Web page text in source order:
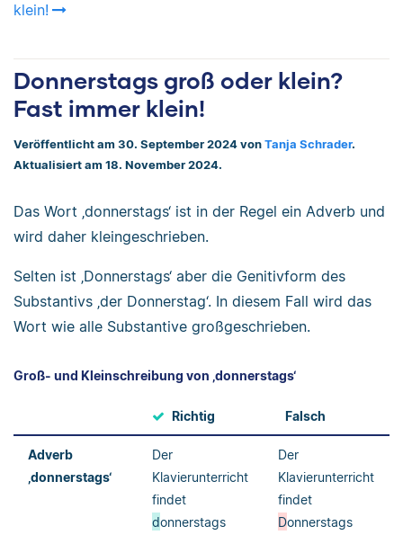
klein!
Donnerstags groß oder klein?
Fast immer klein!
Veröffentlicht am 30. September 2024 von Tanja Schrader.
Aktualisiert am 18. November 2024.
Das Wort ‚donnerstags‘ ist in der Regel ein Adverb und
wird daher kleingeschrieben.
Selten ist ‚Donnerstags‘ aber die Genitivform des
Substantivs ‚der Donnerstag‘. In diesem Fall wird das
Wort wie alle Substantive großgeschrieben.
Groß- und Kleinschreibung von ‚donnerstags‘
Richtig Falsch
Adverb
‚donnerstags‘
Der
Klavierunterricht
findet
donnerstags
Der
Klavierunterricht
findet
Donnerstags